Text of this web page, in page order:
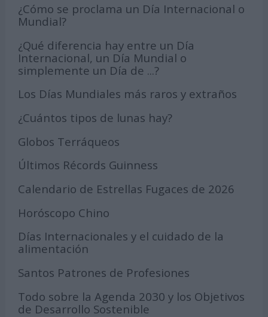
¿Cómo se proclama un Día Internacional o
Mundial?
¿Qué diferencia hay entre un Día
Internacional, un Día Mundial o
simplemente un Día de ...?
Los Días Mundiales más raros y extraños
¿Cuántos tipos de lunas hay?
Globos Terráqueos
Últimos Récords Guinness
Calendario de Estrellas Fugaces de 2026
Horóscopo Chino
Días Internacionales y el cuidado de la
alimentación
Santos Patrones de Profesiones
Todo sobre la Agenda 2030 y los Objetivos
de Desarrollo Sostenible